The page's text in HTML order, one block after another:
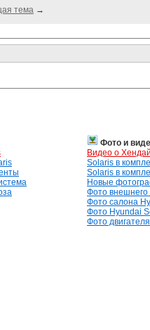
тема →
Фото и
Видео о
Solaris в
Solaris в
Новые
Фото внешнего
Фото салона
Фото Hyundai
Фото